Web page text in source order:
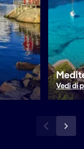
Vedi di